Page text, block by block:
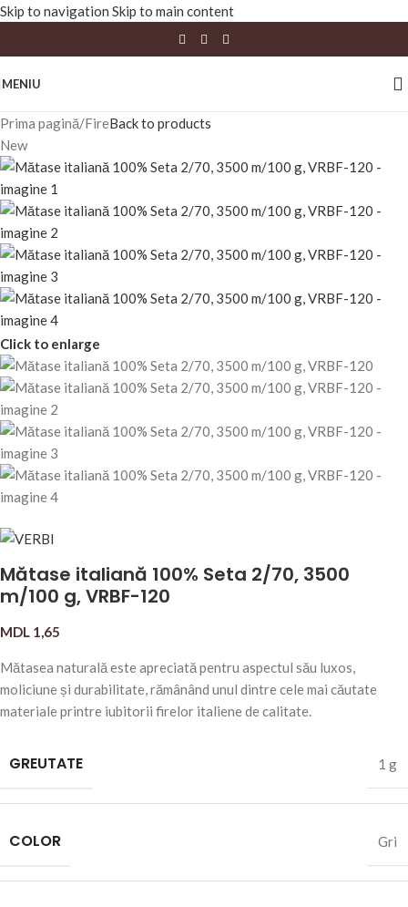
Skip to navigation Skip to main content
MENIU
Prima pagină/FireBack to products
New
Click to enlarge
Mătase italiană 100% Seta 2/70, 3500
m/100 g, VRBF-120
MDL 1,65
Mătasea naturală este apreciată pentru aspectul său luxos,
moliciune și durabilitate, rămânând unul dintre cele mai căutate
materiale printre iubitorii firelor italiene de calitate.
GREUTATE 1 g
COLOR Gri